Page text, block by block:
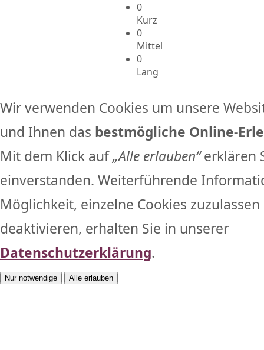
0
Kurz
0
Mittel
0
Lang
Wir verwenden Cookies um unsere
und Ihnen das bestmögliche Online-
Mit dem Klick auf„Alle erlauben“erklären
einverstanden. Weiterführende
Möglichkeit, einzelne Cookies
deaktivieren, erhalten Sie in unserer
Datenschutzerklärung.
Nur notwendige Alle erlauben